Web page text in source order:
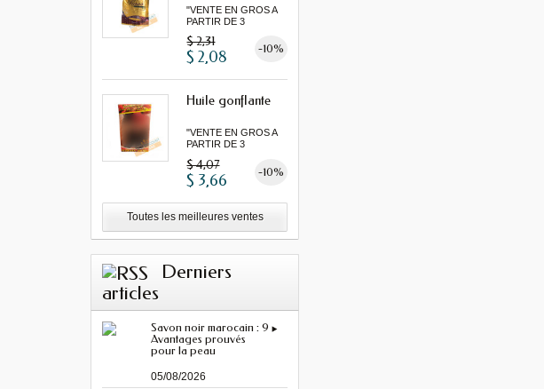
"VENTE EN GROS A
PARTIR DE 3
$ 2,31 -10%
$ 2,08
Huile gonflante
"VENTE EN GROS A
PARTIR DE 3
$ 4,07 -10%
$ 3,66
Toutes les meilleures ventes
Derniers
articles
Savon noir marocain : 9
Avantages prouvés
pour la peau
05/08/2026